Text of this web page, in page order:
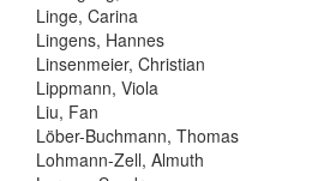
Linge, Carina
Lingens, Hannes
Linsenmeier, Christian
Lippmann, Viola
Liu, Fan
Löber-Buchmann, Thomas
Lohmann-Zell, Almuth